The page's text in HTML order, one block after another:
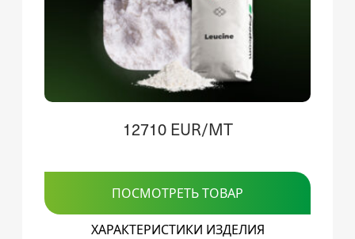
12710 EUR/MT
ПОСМОТРЕТЬ ТОВАР
ХАРАКТЕРИСТИКИ ИЗДЕЛИЯ